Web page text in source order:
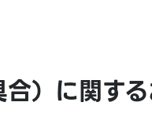
）に関す